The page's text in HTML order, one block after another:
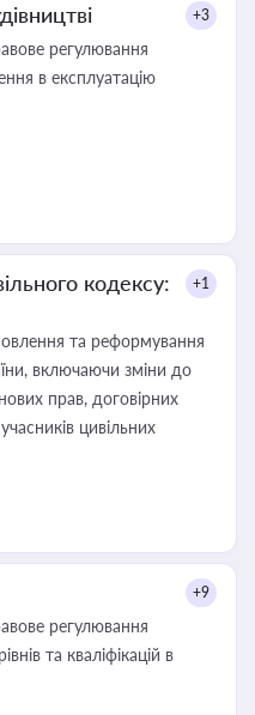
+3
регулювання
в експлуатацію
кодексу:
+1
та реформування
включаючи зміни до
прав, договірних
цивільних
+9
регулювання
та кваліфікацій в